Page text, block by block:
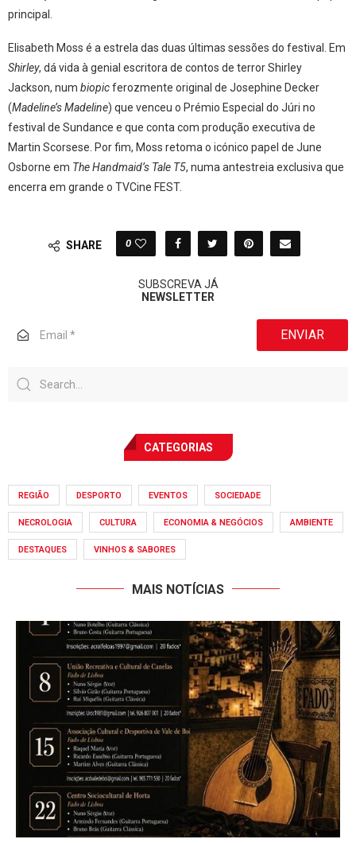
principal.
Elisabeth Moss é a estrela das duas últimas sessões do festival. Em
Shirley, dá vida à genial escritora de contos de terror Shirley
Jackson, num biopicferozmente original de Josephine Decker
(Madeline’s Madeline) que venceu o Prémio Especial do Júri no
festival de Sundance e que conta com produção executiva de
Martin Scorsese. Por fim, Moss retoma o icónico papel de June
Osborne em The Handmaid’s Tale T5, numa antestreia exclusiva que
encerra em grande o TVCine FEST.
SHARE 0
SUBSCREVA JÁ
NEWSLETTER
ENVIAR
CATEGORIAS
REGIÃO DESPORTO EVENTOS SOCIEDADE
NECROLOGIA CULTURA ECONOMIA & NEGÓCIOS AMBIENTE
DESTAQUES VINHOS & SABORES
MAIS NOTÍCIAS